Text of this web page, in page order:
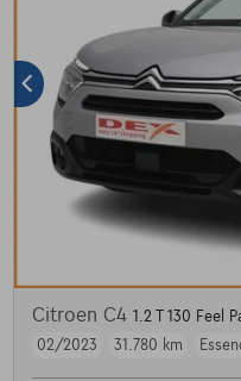
Citroen C4 1.2 T 130 Feel
02/2023
31.780 km